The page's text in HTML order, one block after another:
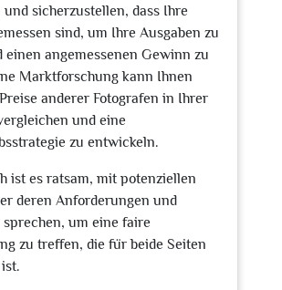
sicherzustellen, dass Ihre
sind, um Ihre Ausgaben zu
einen angemessenen Gewinn zu
Marktforschung kann Ihnen
anderer Fotografen in Ihrer
und eine
zu entwickeln.
ist es ratsam, mit potenziellen
deren Anforderungen und
sprechen, um eine faire
zu treffen, die für beide Seiten